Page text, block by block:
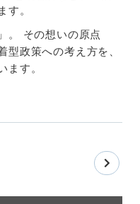
す。
。 その想いの原点
型政策への考え方を、
ます。